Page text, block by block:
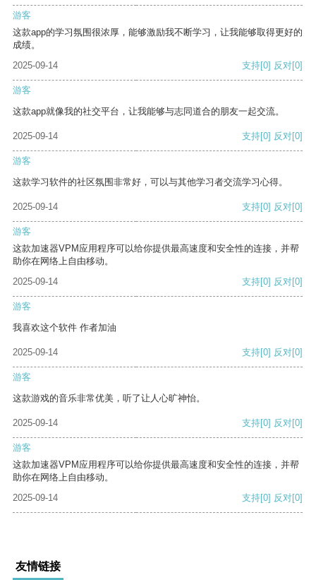
游客
这款app的学习氛围很浓厚，能够激励我不断学习，让我能够取得更好的
成绩。
2025-09-14
支持[0] 反对[0]
游客
这款app就像我的社交平台，让我能够与志同道合的朋友一起交流。
2025-09-14 支持[0] 反对[0]
游客
这款学习软件的社区氛围非常好，可以与其他学习者交流学习心得。
2025-09-14 支持[0] 反对[0]
游客
这款加速器VPM应用程序可以给你提供最高速度和安全性的连接，并帮
助你在网络上自由移动。
2025-09-14
支持[0] 反对[0]
游客
我喜欢这个软件 作者加油
2025-09-14 支持[0] 反对[0]
游客
这款游戏的音乐非常优美，听了让人心旷神怡。
2025-09-14 支持[0] 反对[0]
游客
这款加速器VPM应用程序可以给你提供最高速度和安全性的连接，并帮
助你在网络上自由移动。
2025-09-14
支持[0] 反对[0]
友情链接